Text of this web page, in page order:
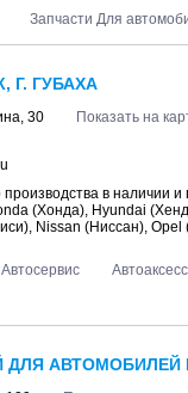
Запчасти Для
Г. ГУБАХА
30
Показать на
в наличии
(Хонда), Hyundai
Nissan (Ниссан),
АВТОМОБИЛЕЙ